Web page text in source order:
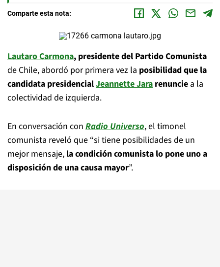
Comparte esta nota:
Lautaro Carmona, presidente del Partido Comunista
de Chile, abordó por primera vez la posibilidad que la
candidata presidencialJeannette Jara renuncie a la
colectividad de izquierda.
En conversación con Radio Universo, el timonel
comunista reveló que “si tiene posibilidades de un
mejor mensaje, la condición comunista lo pone uno a
disposición de una causa mayor”.